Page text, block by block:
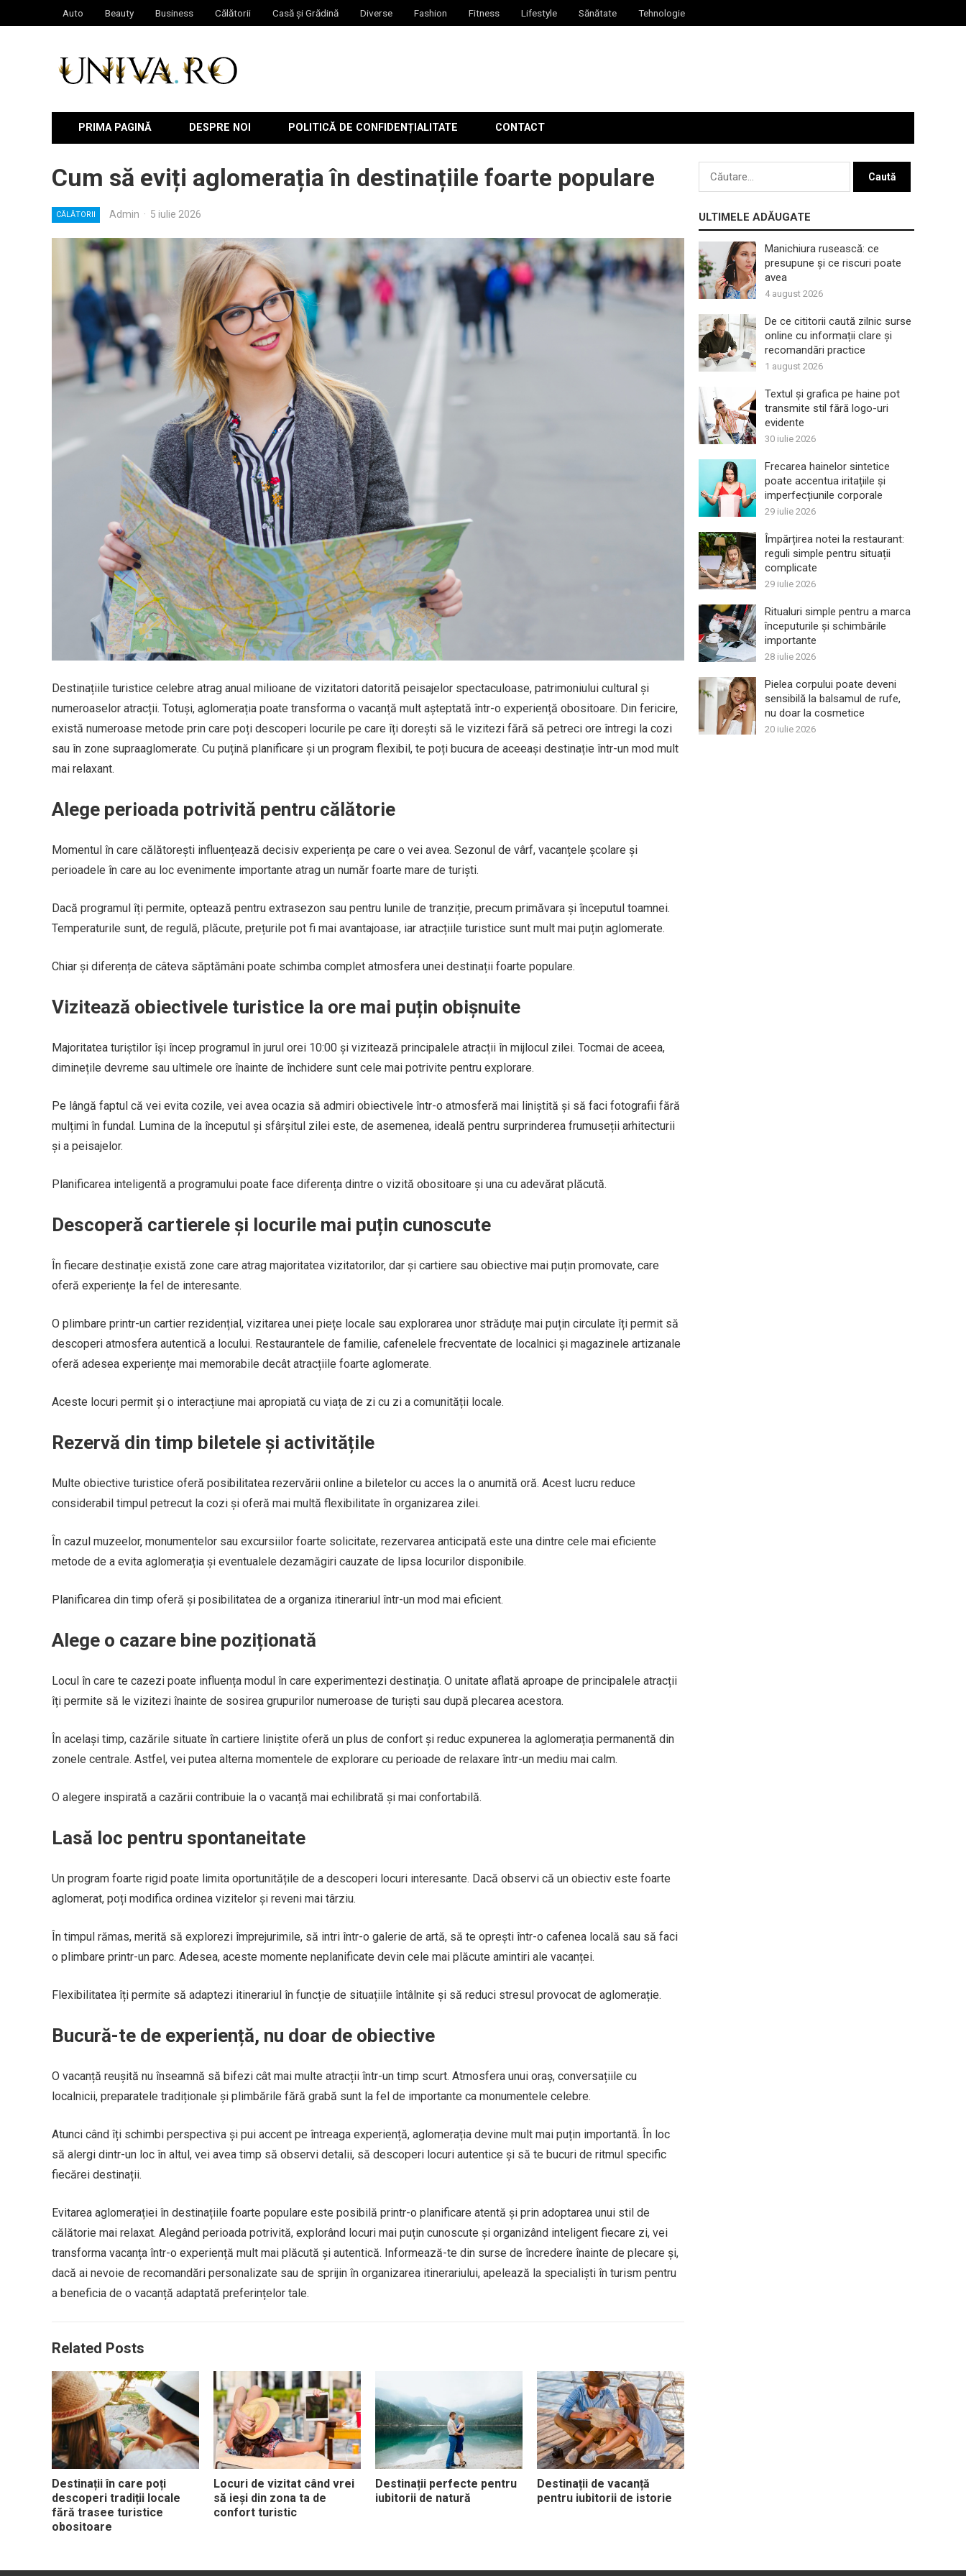
Auto Beauty Business Călătorii Casă și Grădină Diverse Fashion Fitness Lifestyle Sănătate Tehnologie
PRIMA PAGINĂ DESPRE NOI POLITICĂ DE CONFIDENȚIALITATE CONTACT
Cum să eviți aglomerația în destinațiile foarte populare
CĂLĂTORII Admin · 5 iulie 2026
Destinațiile turistice celebre atrag anual milioane de vizitatori datorită peisajelor spectaculoase, patrimoniului cultural și
numeroaselor atracții. Totuși, aglomerația poate transforma o vacanță mult așteptată într-o experiență obositoare. Din fericire,
există numeroase metode prin care poți descoperi locurile pe care îți dorești să le vizitezi fără să petreci ore întregi la cozi
sau în zone supraaglomerate. Cu puțină planificare și un program flexibil, te poți bucura de aceeași destinație într-un mod mult
mai relaxant.
Alege perioada potrivită pentru călătorie
Momentul în care călătorești influențează decisiv experiența pe care o vei avea. Sezonul de vârf, vacanțele școlare și
perioadele în care au loc evenimente importante atrag un număr foarte mare de turiști.
Dacă programul îți permite, optează pentru extrasezon sau pentru lunile de tranziție, precum primăvara și începutul toamnei.
Temperaturile sunt, de regulă, plăcute, prețurile pot fi mai avantajoase, iar atracțiile turistice sunt mult mai puțin aglomerate.
Chiar și diferența de câteva săptămâni poate schimba complet atmosfera unei destinații foarte populare.
Vizitează obiectivele turistice la ore mai puțin obișnuite
Majoritatea turiștilor își încep programul în jurul orei 10:00 și vizitează principalele atracții în mijlocul zilei. Tocmai de aceea,
diminețile devreme sau ultimele ore înainte de închidere sunt cele mai potrivite pentru explorare.
Pe lângă faptul că vei evita cozile, vei avea ocazia să admiri obiectivele într-o atmosferă mai liniștită și să faci fotografii fără
mulțimi în fundal. Lumina de la începutul și sfârșitul zilei este, de asemenea, ideală pentru surprinderea frumuseții arhitecturii
și a peisajelor.
Planificarea inteligentă a programului poate face diferența dintre o vizită obositoare și una cu adevărat plăcută.
Descoperă cartierele și locurile mai puțin cunoscute
În fiecare destinație există zone care atrag majoritatea vizitatorilor, dar și cartiere sau obiective mai puțin promovate, care
oferă experiențe la fel de interesante.
O plimbare printr-un cartier rezidențial, vizitarea unei piețe locale sau explorarea unor străduțe mai puțin circulate îți permit să
descoperi atmosfera autentică a locului. Restaurantele de familie, cafenelele frecventate de localnici și magazinele artizanale
oferă adesea experiențe mai memorabile decât atracțiile foarte aglomerate.
Aceste locuri permit și o interacțiune mai apropiată cu viața de zi cu zi a comunității locale.
Rezervă din timp biletele și activitățile
Multe obiective turistice oferă posibilitatea rezervării online a biletelor cu acces la o anumită oră. Acest lucru reduce
considerabil timpul petrecut la cozi și oferă mai multă flexibilitate în organizarea zilei.
În cazul muzeelor, monumentelor sau excursiilor foarte solicitate, rezervarea anticipată este una dintre cele mai eficiente
metode de a evita aglomerația și eventualele dezamăgiri cauzate de lipsa locurilor disponibile.
Planificarea din timp oferă și posibilitatea de a organiza itinerariul într-un mod mai eficient.
Alege o cazare bine poziționată
Locul în care te cazezi poate influența modul în care experimentezi destinația. O unitate aflată aproape de principalele atracții
îți permite să le vizitezi înainte de sosirea grupurilor numeroase de turiști sau după plecarea acestora.
În același timp, cazările situate în cartiere liniștite oferă un plus de confort și reduc expunerea la aglomerația permanentă din
zonele centrale. Astfel, vei putea alterna momentele de explorare cu perioade de relaxare într-un mediu mai calm.
O alegere inspirată a cazării contribuie la o vacanță mai echilibrată și mai confortabilă.
Lasă loc pentru spontaneitate
Un program foarte rigid poate limita oportunitățile de a descoperi locuri interesante. Dacă observi că un obiectiv este foarte
aglomerat, poți modifica ordinea vizitelor și reveni mai târziu.
În timpul rămas, merită să explorezi împrejurimile, să intri într-o galerie de artă, să te oprești într-o cafenea locală sau să faci
o plimbare printr-un parc. Adesea, aceste momente neplanificate devin cele mai plăcute amintiri ale vacanței.
Flexibilitatea îți permite să adaptezi itinerariul în funcție de situațiile întâlnite și să reduci stresul provocat de aglomerație.
Bucură-te de experiență, nu doar de obiective
O vacanță reușită nu înseamnă să bifezi cât mai multe atracții într-un timp scurt. Atmosfera unui oraș, conversațiile cu
localnicii, preparatele tradiționale și plimbările fără grabă sunt la fel de importante ca monumentele celebre.
Atunci când îți schimbi perspectiva și pui accent pe întreaga experiență, aglomerația devine mult mai puțin importantă. În loc
să alergi dintr-un loc în altul, vei avea timp să observi detalii, să descoperi locuri autentice și să te bucuri de ritmul specific
fiecărei destinații.
Evitarea aglomerației în destinațiile foarte populare este posibilă printr-o planificare atentă și prin adoptarea unui stil de
călătorie mai relaxat. Alegând perioada potrivită, explorând locuri mai puțin cunoscute și organizând inteligent fiecare zi, vei
transforma vacanța într-o experiență mult mai plăcută și autentică. Informează-te din surse de încredere înainte de plecare și,
dacă ai nevoie de recomandări personalizate sau de sprijin în organizarea itinerariului, apelează la specialiști în turism pentru
a beneficia de o vacanță adaptată preferințelor tale.
Related Posts
Destinații în care poți
descoperi tradiții locale
fără trasee turistice
obositoare
Locuri de vizitat când vrei
să ieși din zona ta de
confort turistic
Destinații perfecte pentru
iubitorii de natură
Destinații de vacanță
pentru iubitorii de istorie
Caută
ULTIMELE ADĂUGATE
Manichiura rusească: ce
presupune și ce riscuri poate
avea
4 august 2026
De ce cititorii caută zilnic surse
online cu informații clare și
recomandări practice
1 august 2026
Textul și grafica pe haine pot
transmite stil fără logo-uri
evidente
30 iulie 2026
Frecarea hainelor sintetice
poate accentua iritațiile și
imperfecțiunile corporale
29 iulie 2026
Împărțirea notei la restaurant:
reguli simple pentru situații
complicate
29 iulie 2026
Ritualuri simple pentru a marca
începuturile și schimbările
importante
28 iulie 2026
Pielea corpului poate deveni
sensibilă la balsamul de rufe,
nu doar la cosmetice
20 iulie 2026